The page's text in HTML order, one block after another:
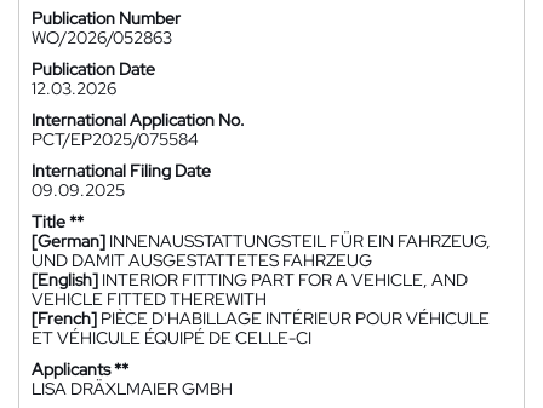
Publication Number
WO/2026/052863
Publication Date
12.03.2026
International Application No.
PCT/EP2025/075584
International Filing Date
09.09.2025
Title **
[German] INNENAUSSTATTUNGSTEIL FÜR EIN FAHRZEUG,
UND DAMIT AUSGESTATTETES FAHRZEUG
[English] INTERIOR FITTING PART FOR A VEHICLE, AND
VEHICLE FITTED THEREWITH
[French] PIÈCE D'HABILLAGE INTÉRIEUR POUR VÉHICULE
ET VÉHICULE ÉQUIPÉ DE CELLE-CI
Applicants **
LISA DRÄXLMAIER GMBH